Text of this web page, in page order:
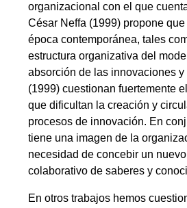
organizacional con el que
César Neffa (1999) propone
época contemporánea, tales
estructura organizativa del
absorción de las innovaciones
(1999) cuestionan fuertemente
que dificultan la creación y
procesos de innovación. En
tiene una imagen de la
necesidad de concebir un
colaborativo de saberes y
En otros trabajos hemos